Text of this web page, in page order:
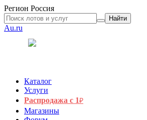
Регион Россия
Найти
Au.ru
Каталог
Услуги
Распродажа с 1₽
Магазины